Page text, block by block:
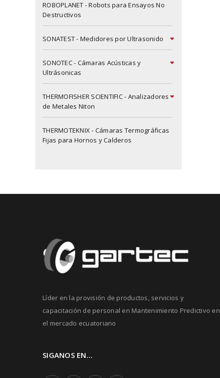
ROBOPLANET - Robots para Ensayos No
Destructivos
SONATEST - Medidores por Ultrasonido
SONOTEC - Cámaras Acústicas y
Ultrásonicas
THERMOFISHER SCIENTIFIC - Analizadores
de Metales Niton
THERMOTEKNIX - Cámaras Termográficas
Fijas para Hornos y Calderos
Líder en la provisión de productos, servicios y
capacitación de personal en Mantenimiento Predictivo en
el mercado ecuatoriano
SIGANOS EN…